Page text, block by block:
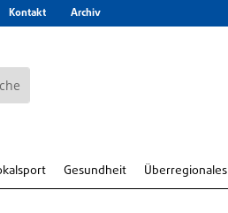
Kontakt Archiv
Gesundheit Überregionales